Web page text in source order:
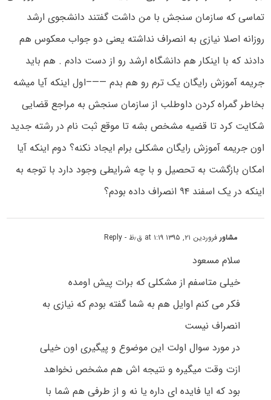
تماسی که سازمان سنجش با من داشت گفتند دانشجوی ارشد
روزانه اصلا نیازی به انصراف نداشته یعنی دو جواب معکوس هم
دادند که با اینکار هم دانشگاه ارشد رو از دست دادم . هم باید
جریمه آموزش رایگان یک ترم رو هم بدم ——–اول اینکه آیا میشه
بخاطر گمراه کردن داوطلب از سازمان سنجش به مراجع قضایی
شکایت کرد تا قضیه مشخص بشه تا موقع ثبت نام در رشته جدید
اون جریمه آموزش رایگان مشکلی برام ایجاد نکنه؟ دوم اینکه آیا
امکان بازگشت به تحصیل و با چه شرایطی وجود دارد با توجه به
اینکه در یک اسفند ۹۴ انصراف داده بودم؟
مشاورفروردین ۲۱, ۱۳۹۵ at ۱:۱۹ ق٫ظ - Reply
سلام مسعود
خیلی متاسفم از مشکلی که برات پیش اومده
فکر می کنم اوایل هم به شما گفته بودم که نیازی به
انصراف نیست
در مورد سوال اولت این موضوع و پیگیری اون خیلی
ازت وقت میگیره و نتیجه اش هم مشخص نخواهد
بود که ایا فایده ای داره یا نه و از طرفی هم شما با